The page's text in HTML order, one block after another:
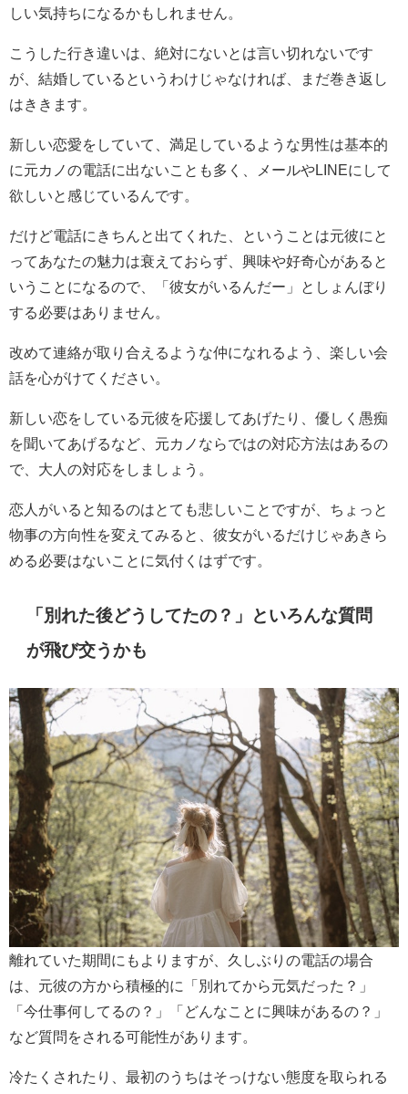
しい気持ちになるかもしれません。
こうした行き違いは、絶対にないとは言い切れないです
が、結婚しているというわけじゃなければ、まだ巻き返し
はききます。
新しい恋愛をしていて、満足しているような男性は基本的
に元カノの電話に出ないことも多く、メールやLINEにして
欲しいと感じているんです。
だけど電話にきちんと出てくれた、ということは元彼にと
ってあなたの魅力は衰えておらず、興味や好奇心があると
いうことになるので、「彼女がいるんだー」としょんぼり
する必要はありません。
改めて連絡が取り合えるような仲になれるよう、楽しい会
話を心がけてください。
新しい恋をしている元彼を応援してあげたり、優しく愚痴
を聞いてあげるなど、元カノならではの対応方法はあるの
で、大人の対応をしましょう。
恋人がいると知るのはとても悲しいことですが、ちょっと
物事の方向性を変えてみると、彼女がいるだけじゃあきら
める必要はないことに気付くはずです。
「別れた後どうしてたの？」といろんな質問
が飛び交うかも
離れていた期間にもよりますが、久しぶりの電話の場合
は、元彼の方から積極的に「別れてから元気だった？」
「今仕事何してるの？」「どんなことに興味があるの？」
など質問をされる可能性があります。
冷たくされたり、最初のうちはそっけない態度を取られる